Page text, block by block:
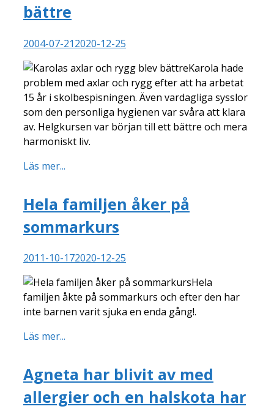
bättre
2004-07-212020-12-25
Karola hade
problem med axlar och rygg efter att ha arbetat
15 år i skolbespisningen. Även vardagliga sysslor
som den personliga hygienen var svåra att klara
av. Helgkursen var början till ett bättre och mera
harmoniskt liv.
Läs mer...
Hela familjen åker på
sommarkurs
2011-10-172020-12-25
Hela
familjen åkte på sommarkurs och efter den har
inte barnen varit sjuka en enda gång!.
Läs mer...
Agneta har blivit av med
allergier och en halskota har